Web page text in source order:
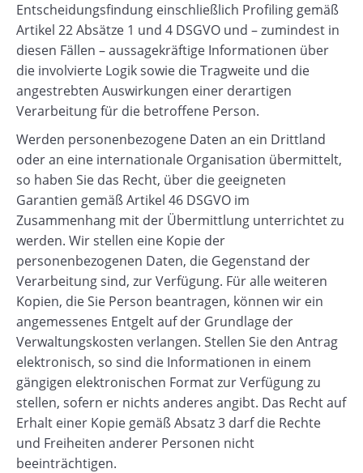
Entscheidungsfindung einschließlich Profiling gemäß
Artikel 22 Absätze 1 und 4 DSGVO und – zumindest in
diesen Fällen – aussagekräftige Informationen über
die involvierte Logik sowie die Tragweite und die
angestrebten Auswirkungen einer derartigen
Verarbeitung für die betroffene Person.
Werden personenbezogene Daten an ein Drittland
oder an eine internationale Organisation übermittelt,
so haben Sie das Recht, über die geeigneten
Garantien gemäß Artikel 46 DSGVO im
Zusammenhang mit der Übermittlung unterrichtet zu
werden. Wir stellen eine Kopie der
personenbezogenen Daten, die Gegenstand der
Verarbeitung sind, zur Verfügung. Für alle weiteren
Kopien, die Sie Person beantragen, können wir ein
angemessenes Entgelt auf der Grundlage der
Verwaltungskosten verlangen. Stellen Sie den Antrag
elektronisch, so sind die Informationen in einem
gängigen elektronischen Format zur Verfügung zu
stellen, sofern er nichts anderes angibt. Das Recht auf
Erhalt einer Kopie gemäß Absatz 3 darf die Rechte
und Freiheiten anderer Personen nicht
beeinträchtigen.